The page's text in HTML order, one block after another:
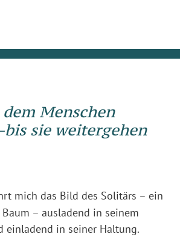
Menschen
sie weitergehen
mich das Bild des Solitärs – ein
– ausladend in seinem
einladend in seiner Haltung.